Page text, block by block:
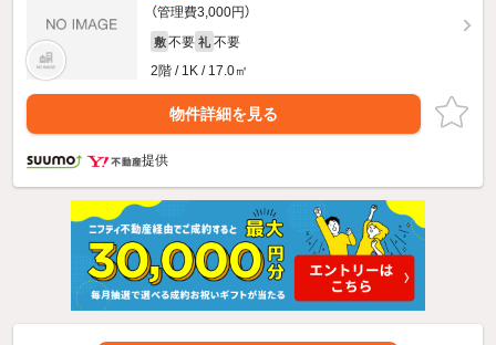
（管理費3,000円）
敷 不要 礼 不要
2階 / 1K / 17.0㎡
物件詳細を見る
提供